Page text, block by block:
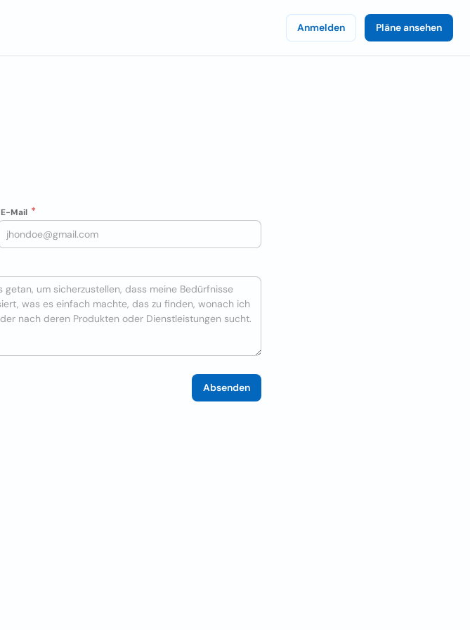
Anmelden Pläne ansehen
E-Mail
Absenden